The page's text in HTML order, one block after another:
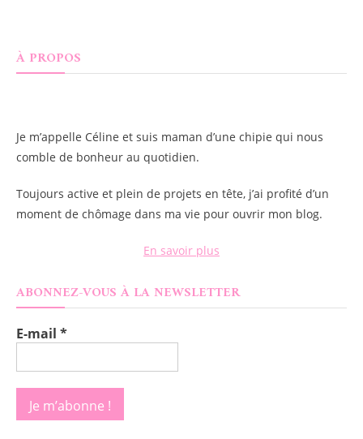
À PROPOS
Je m’appelle Céline et suis maman d’une chipie qui nous
comble de bonheur au quotidien.
Toujours active et plein de projets en tête, j’ai profité d’un
moment de chômage dans ma vie pour ouvrir mon blog.
En savoir plus
ABONNEZ-VOUS À LA NEWSLETTER
E-mail *